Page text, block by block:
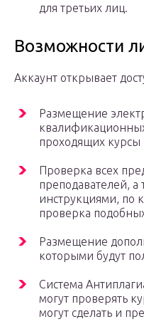
для третьих лиц.
Возможности
Аккаунт открывает
Размещение
проходящих
Проверка всех
преподавателей,
инструкциями, по
проверка
Размещение
которыми будут
Система
могут проверять
могут сделать и